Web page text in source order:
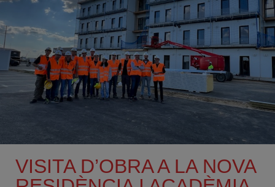
VISITA D’OBRA A LA NOVA